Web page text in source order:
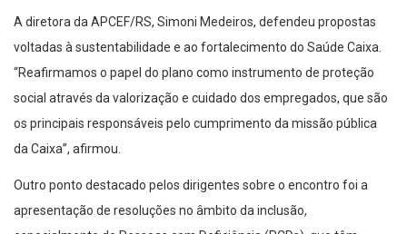
A diretora da APCEF/RS, Simoni Medeiros, defendeu propostas
voltadas à sustentabilidade e ao fortalecimento do Saúde Caixa.
“Reafirmamos o papel do plano como instrumento de proteção
social através da valorização e cuidado dos empregados, que são
os principais responsáveis pelo cumprimento da missão pública
da Caixa”, afirmou.
Outro ponto destacado pelos dirigentes sobre o encontro foi a
apresentação de resoluções no âmbito da inclusão,